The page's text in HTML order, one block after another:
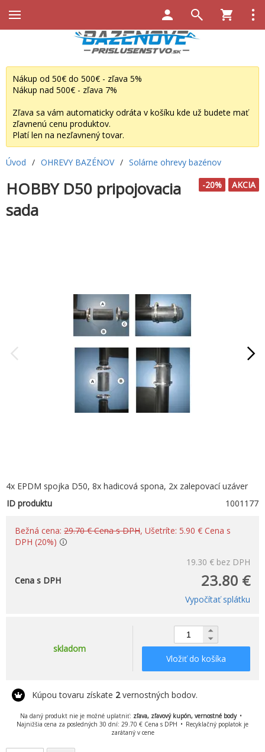
Nákup od 50€ do 500€ - zľava 5%
Nákup nad 500€ - zľava 7%
Zľava sa vám automaticky odráta v košíku kde už budete mať
zľavnenú cenu produktov.
Platí len na nezľavnený tovar.
Úvod / OHREVY BAZÉNOV / Solárne ohrevy bazénov
AKCIA
-20%
HOBBY D50 pripojovacia
sada
4x EPDM spojka D50, 8x hadicová spona, 2x zalepovací uzáver
ID produktu
1001177
Bežná cena: 29.70 € Cena s DPH, Ušetríte: 5.90 € Cena s
DPH (20%)
19.30 € bez DPH
23.80 €
Cena s DPH
Vypočítať splátku
skladom
Vložiť do košíka
Kúpou tovaru získate 2vernostných bodov.
Na daný produkt nie je možné uplatniť: zľava, zľavový kupón, vernostné body
Najnižšia cena za posledných 30 dní: 29.70 € Cena s DPH
Recyklačný poplatok je
zarátaný v cene